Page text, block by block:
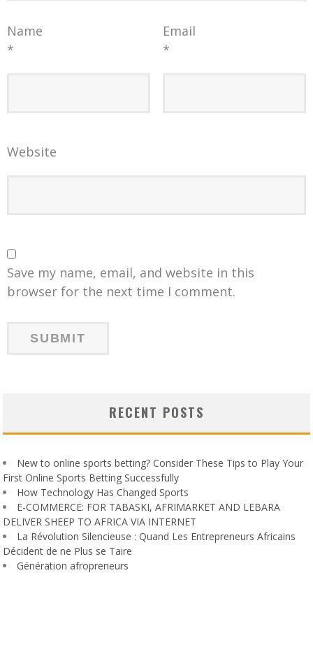
Name
*
Email
*
Website
Save my name, email, and website in this
browser for the next time I comment.
RECENT POSTS
New to online sports betting? Consider These Tips to Play Your
First Online Sports Betting Successfully
How Technology Has Changed Sports
E-COMMERCE: FOR TABASKI, AFRIMARKET AND LEBARA
DELIVER SHEEP TO AFRICA VIA INTERNET
La Révolution Silencieuse : Quand Les Entrepreneurs Africains
Décident de ne Plus se Taire
Génération afropreneurs